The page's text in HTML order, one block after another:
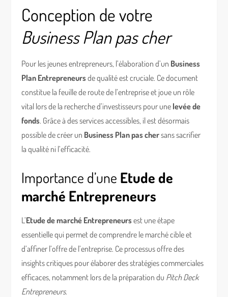
Conception de votre
Business Plan pas cher
Pour les jeunes entrepreneurs, l’élaboration d’un Business
Plan Entrepreneursde qualité est cruciale. Ce document
constitue la feuille de route de l’entreprise et joue un rôle
vital lors de la recherche d’investisseurs pour une levée de
fonds. Grâce à des services accessibles, il est désormais
possible de créer un Business Plan pas chersans sacrifier
la qualité ni l’efficacité.
Importance d’une Etude de
marché Entrepreneurs
L’Etude de marché Entrepreneursest une étape
essentielle qui permet de comprendre le marché cible et
d’affiner l’offre de l’entreprise. Ce processus offre des
insights critiques pour élaborer des stratégies commerciales
efficaces, notamment lors de la préparation du Pitch Deck
Entrepreneurs.